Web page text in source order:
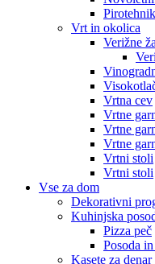
Vrt in okolica
Verižne
Vrtna cev
Vrtne
Vrtne
Vrtne
Vrtni stoli
Vrtni stoli
Vse za dom
Dekorativni
Kuhinjska
Pizza peč
Posoda
Kasete za denar